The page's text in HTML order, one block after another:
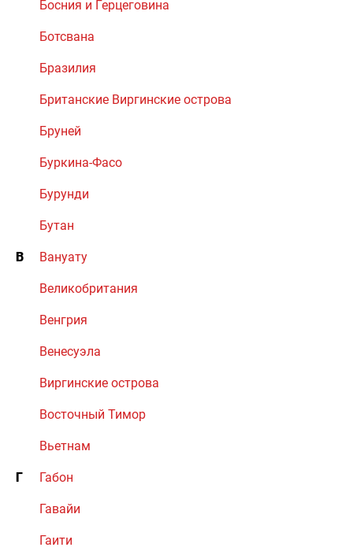
Босния и Герцеговина
Ботсвана
Бразилия
Британские Виргинские острова
Бруней
Буркина-Фасо
Бурунди
Бутан
В Вануату
Великобритания
Венгрия
Венесуэла
Виргинские острова
Восточный Тимор
Вьетнам
Г Габон
Гавайи
Гаити